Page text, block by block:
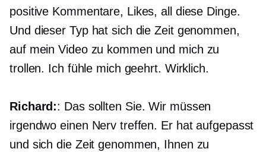
positive Kommentare, Likes, all diese Dinge.
Und dieser Typ hat sich die Zeit genommen,
auf mein Video zu kommen und mich zu
trollen. Ich fühle mich geehrt. Wirklich.
Richard:: Das sollten Sie. Wir müssen
irgendwo einen Nerv treffen. Er hat aufgepasst
und sich die Zeit genommen, Ihnen zu